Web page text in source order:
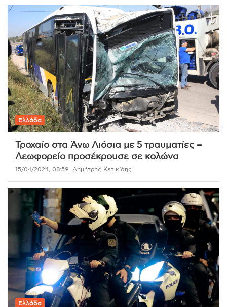
Ελλάδα
Τροχαίο στα Άνω Λιόσια με 5 τραυματίες –
Λεωφορείο προσέκρουσε σε κολώνα
15/04/2024, 08:59 Δημήτρης Κετικίδης
Ελλάδα